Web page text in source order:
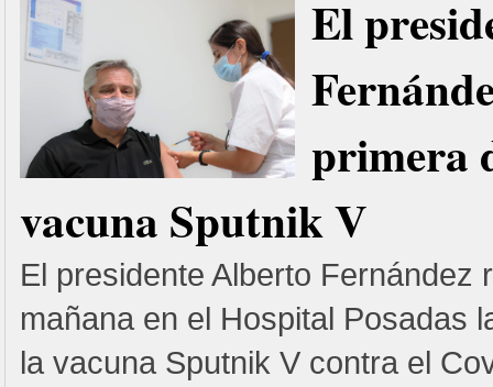
El
primera
vacuna Sputnik V
El presidente Alberto Fernández
mañana en el Hospital Posadas
la vacuna Sputnik V contra el